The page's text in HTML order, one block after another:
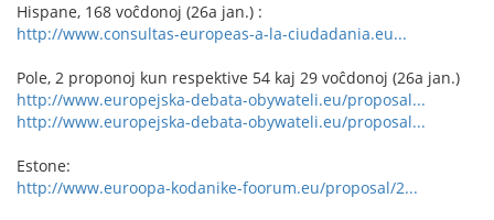
Hispane, 168 voĉdonoj (26a jan.) :
http://www.consultas-europeas-a-la-ciudadania.eu...
Pole, 2 proponoj kun respektive 54 kaj 29 voĉdonoj (26a jan.)
http://www.europejska-debata-obywateli.eu/proposal...
http://www.europejska-debata-obywateli.eu/proposal...
Estone:
http://www.euroopa-kodanike-foorum.eu/proposal/2...